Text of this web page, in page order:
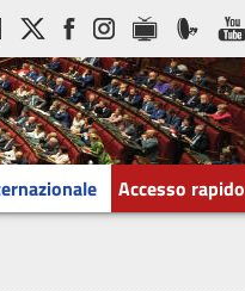
Accesso rapido